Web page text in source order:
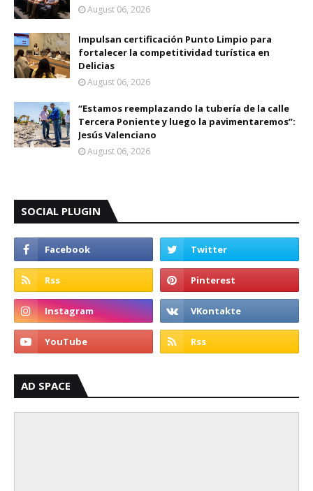
August 06, 2026
Impulsan certificación Punto Limpio para
fortalecer la competitividad turística en
Delicias
August 06, 2026
“Estamos reemplazando la tubería de la calle
Tercera Poniente y luego la pavimentaremos”:
Jesús Valenciano
August 06, 2026
SOCIAL PLUGIN
AD SPACE